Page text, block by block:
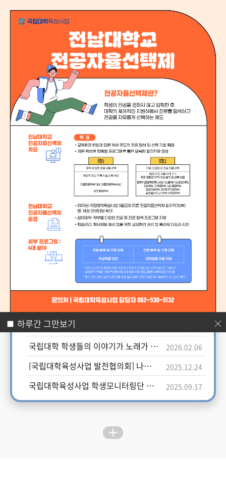
국립대학육성사업
1 2 3 4
전남대학교
국립대학육성사업
국립대학육성사업NEWS
국립대학육성사업의 주요 공지사항과 다양한 프로그램,
행사를 안내드립니다.
공지사항
국립대학육성사업 대학생 홍보대사 13
기 모집
옥상달빛과 함께 ♪방방곡곡 과제곡♪
2026.02.06
국립대학 학생들의 이야기가 노래가 된
다! 국립대학 예능 콘텐츠 '방방곡곡 과
제곡' 2025.12.24
[국립대학육성사업 발전협의회] 나의
사연이 노래가 된다면?!
2025.09.17
국립대학육성사업 학생모니터링단 7기
최종 선발 결과 안내
하루간 그만보기